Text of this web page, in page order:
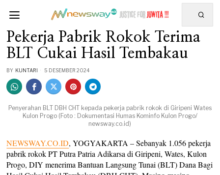
Pekerja Pabrik Rokok Terima
BLT Cukai Hasil Tembakau
BY KUNTARI 5 DESEMBER 2024
Penyerahan BLT DBH CHT kepada pekerja pabrik rokok di Giripeni Wates
Kulon Progo (Foto : Dokumentasi Humas Kominfo Kulon Progo/
newsway.co.id)
NEWSWAY.CO.ID, YOGYAKARTA – Sebanyak 1.056 pekerja
pabrik rokok PT Putra Patria Adikarsa di Giripeni, Wates, Kulon
Progo, DIY menerima Bantuan Langsung Tunai (BLT) Dana Bagi